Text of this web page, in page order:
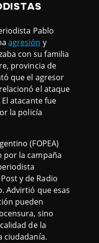
Pablo
agresión y
con su familia
provincia de
que el agresor
el ataque
atacante fue
la policía
(FOPEA)
por la campaña
y de Radio
Advirtió que esas
pueden
sino
de la
ciudadanía.